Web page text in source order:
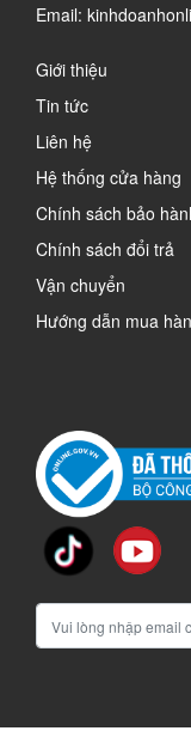
Email:
Giới thiệu
Tin tức
Liên hệ
Hệ thống cửa hàng
Chính sách bảo
Chính sách đổi trả
Vận chuyển
Hướng dẫn mua